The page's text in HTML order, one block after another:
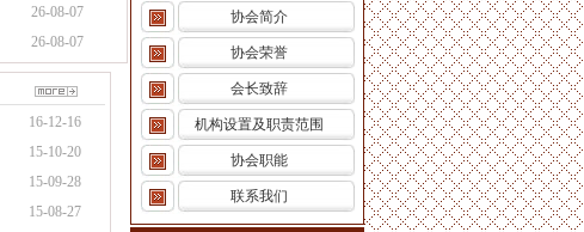
26-08-07
26-08-07
16-12-16
15-10-20
15-09-28
15-08-27
协会简介
协会荣誉
会长致辞
机构设置及职责范围
协会职能
联系我们